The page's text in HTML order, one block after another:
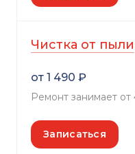
Чистка от пыли
от 1 490 ₽
Ремонт занимает от
Записаться